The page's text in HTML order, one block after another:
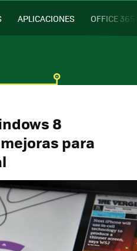
APLICACIONES OFFICE 365
8
para